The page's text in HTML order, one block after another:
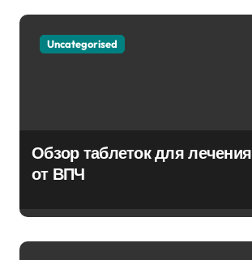
Uncategorised
Обзор таблеток для лечения
от ВПЧ